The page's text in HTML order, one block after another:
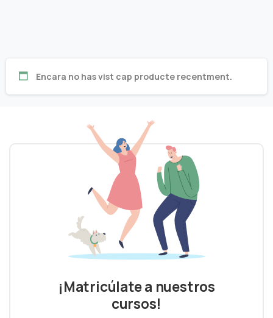
Encara no has vist cap producte recentment.
¡Matricúlate a nuestros
cursos!